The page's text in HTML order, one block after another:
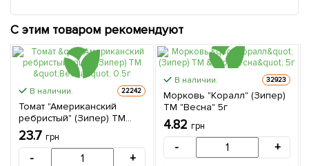
С этим товаром рекомендуют
В наличии. 22242
Томат "Американский
ребристый" (Зипер) ТМ
"Весна" 0.5г
23.7 грн
- +
В наличии. 32923
Морковь "Коралл" (Зипер)
ТМ "Весна" 5г
4.82 грн
- +